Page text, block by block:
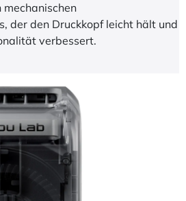
der den Druckkopf leicht hält und
verbessert.